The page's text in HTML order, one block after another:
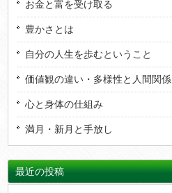
お金と富を受け取る
豊かさとは
自分の人生を歩むということ
価値観の違い・多様性と人間関係
心と身体の仕組み
満月・新月と手放し
最近の投稿